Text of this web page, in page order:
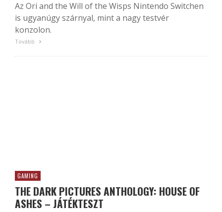
Az Ori and the Will of the Wisps Nintendo Switchen
is ugyanúgy szárnyal, mint a nagy testvér
konzolon.
Tovább
GAMING
THE DARK PICTURES ANTHOLOGY: HOUSE OF
ASHES – JÁTÉKTESZT